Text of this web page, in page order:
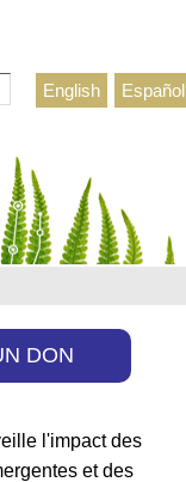
Español
English
DON
l'impact des
et des